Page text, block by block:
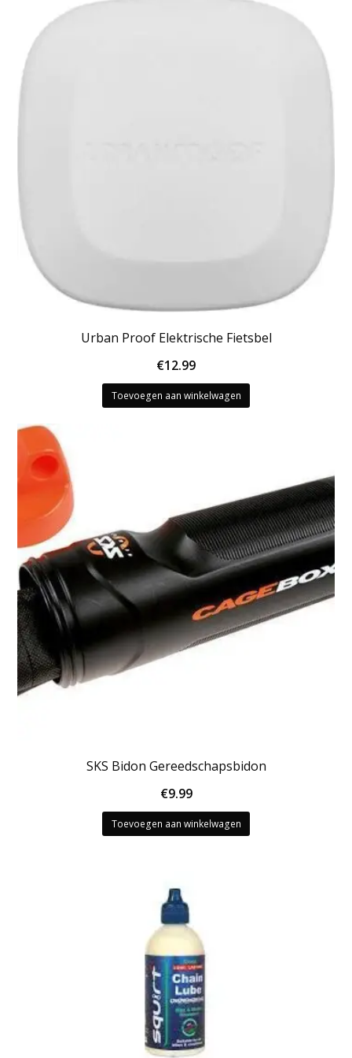
Urban Proof Elektrische Fietsbel
€12.99
Toevoegen aan winkelwagen
SKS Bidon Gereedschapsbidon
€9.99
Toevoegen aan winkelwagen